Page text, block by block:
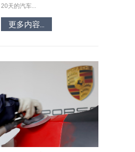
20天的汽车...
更多内容...